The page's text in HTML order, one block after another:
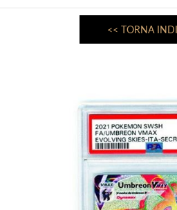
<< TORNA